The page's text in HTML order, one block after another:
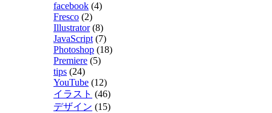
facebook (4)
Fresco (2)
Illustrator(8)
JavaScript (7)
Photoshop (18)
Premiere (5)
tips (24)
YouTube (12)
イラスト (46)
デザイン (15)